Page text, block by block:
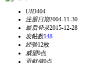
UID404
注册日期2004-11-30
最后登录2015-12-28
发帖数148
经验12枚
威望0点
贡献值0点